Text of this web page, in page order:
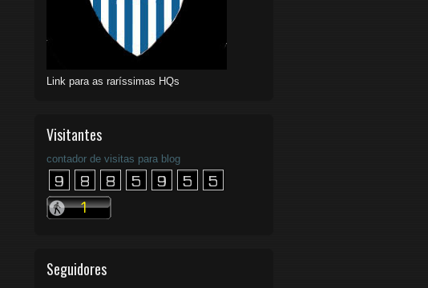
Link para as raríssimas HQs
Visitantes
contador de visitas para blog
Seguidores